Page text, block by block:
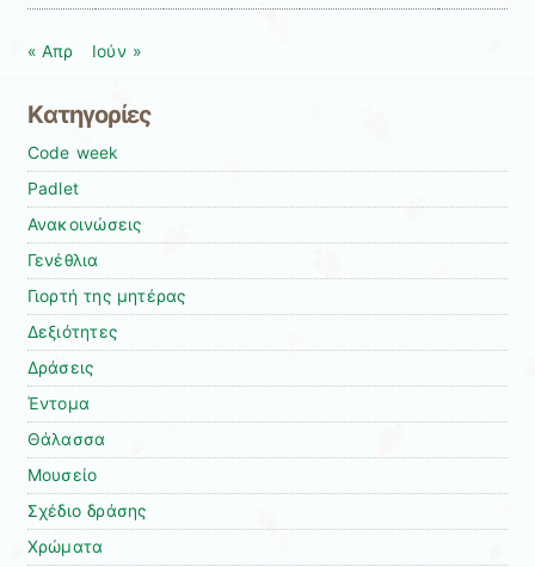
« Απρ Ιούν »
Kατηγορίες
Code week
Padlet
Ανακοινώσεις
Γενέθλια
Γιορτή της μητέρας
Δεξιότητες
Δράσεις
Έντομα
Θάλασσα
Μουσείο
Σχέδιο δράσης
Χρώματα